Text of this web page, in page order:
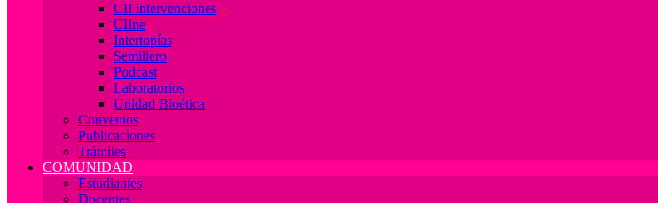
CII intervenciones
CIIne
Intertopías
Semillero
Podcast
Laboratorios
Unidad Bioética
Convenios
Publicaciones
Trámites
COMUNIDAD
Estudiantes
Docentes